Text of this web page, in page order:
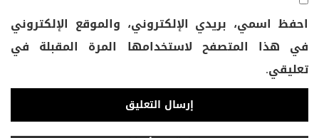
احفظ اسمي، بريدي الإلكتروني، والموقع الإلكتروني
في هذا المتصفح لاستخدامها المرة المقبلة في
تعليقي.